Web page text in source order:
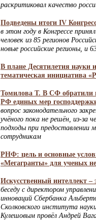
раскритиковал качество
Подведены итоги IV
в этом году в Конгрессе
человек из 85 регионов
новые российские регионы, и
В плане Десятилетия науки
тематическая инициатива
Томилова Т. В СФ обратили
РФ единых мер
вопрос законодательного
учёного пока не решён, из-за
подходы при предоставлении
сотрудникам
РНФ: цель и основные
«Мегагранты» для ученых
Искусственный интеллект –
беседу с директором
инноваций Сбербанка
Сколковского института
Кулешовым провёл Андрей